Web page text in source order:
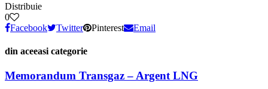
Distribuie
0
Facebook
Twitter Pinterest Email
din aceeasi categorie
Memorandum Transgaz – Argent LNG